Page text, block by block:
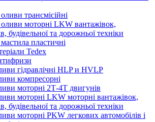
трансмісійні
моторні LKW вантажівок,
будівельної та дорожньої техніки
пластичні
Tedex
гідравлічні HLP и HVLP
компресорні
моторні 2Т-4Т двигунів
моторні LKW моторні вантажівок,
будівельної та дорожньої техніки
моторні PKW легкових автомобілів і